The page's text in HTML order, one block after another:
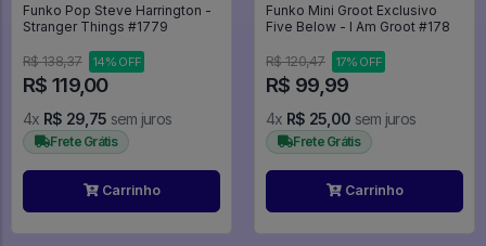
Funko Pop Steve Harrington -
Stranger Things #1779
R$ 138,37 14% OFF
R$ 119,00
4x R$ 29,75 sem juros
Frete Grátis
Carrinho
Funko Mini Groot Exclusivo
Five Below - I Am Groot #178
R$ 120,47 17% OFF
R$ 99,99
4x R$ 25,00 sem juros
Frete Grátis
Carrinho